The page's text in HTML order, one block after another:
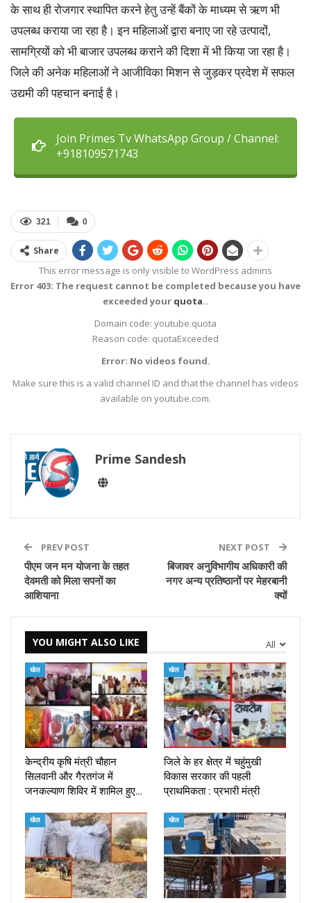
के साथ ही रोजगार स्थापित करने हेतु उन्हें बैंकों के माध्यम से ऋण भी
उपलब्ध कराया जा रहा है। इन महिलाओं द्वारा बनाए जा रहे उत्पादों,
सामग्रियों को भी बाजार उपलब्ध कराने की दिशा में भी किया जा रहा है।
जिले की अनेक महिलाओं ने आजीविका मिशन से जुड़कर प्रदेश में सफल
उद्यमी की पहचान बनाई है।
Join Primes Tv WhatsApp Group / Channel:
+918109571743
0
321
Share
This error message is only visible to WordPress admins
Error 403: The request cannot be completed because you have
exceeded your quota..
Domain code: youtube.quota
Reason code: quotaExceeded
Error: No videos found.
Make sure this is a valid channel ID and that the channel has videos
available on youtube.com.
Prime Sandesh
PREV POST
पीएम जन मन योजना के तहत
देवमती को मिला सपनों का
आशियाना
NEXT POST
बिजावर अनुविभागीय अधिकारी की
नगर अन्य प्रतिष्ठानों पर मेहरबानी
क्यों
All
YOU MIGHT ALSO LIKE
खेल
केन्द्रीय कृषि मंत्री चौहान
सिलवानी और गैरतगंज में
जनकल्याण शिविर में शामिल हुए…
खेल
जिले के हर क्षेत्र में चहुंमुखी
विकास सरकार की पहली
प्राथमिकता : प्रभारी मंत्री
खेल खेल